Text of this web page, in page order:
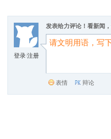
登录/注册
发表给力评论！看新闻，
表情 辩论